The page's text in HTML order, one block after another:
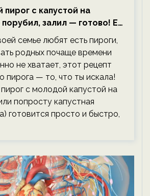
пирог с капустой на
залил — готово! Ем,
о фигуре!
семье любят есть пироги,
родных почаще времени
не хватает, этот рецепт
пирога — то, что ты искала!
с молодой капустой на
попросту капустная
готовится просто и быстро,